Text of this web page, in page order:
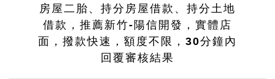
房屋二胎、持分房屋借款、持分土地
借款，推薦新竹-陽信開發，實體店
面，撥款快速，額度不限，30分鐘內
回覆審核結果